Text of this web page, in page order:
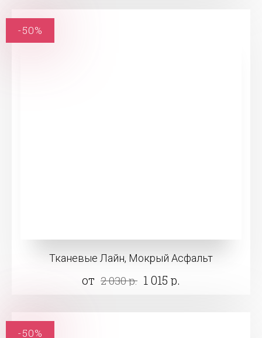
Тканевые Лайн, Мокрый Асфальт
от 2 030 р. 1 015 р.
-50%
-50%